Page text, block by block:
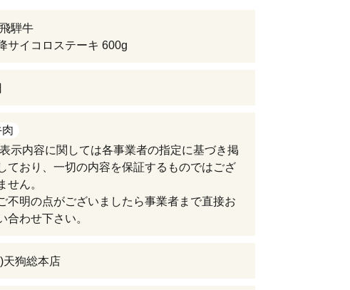
騨牛
サイコロステーキ 600g
示内容に関しては各事業者の指定に基づき掲
ており、一切の内容を保証するものではござ
せん。
不明の点がございましたら事業者まで直接お
合わせ下さい。
天狗総本店